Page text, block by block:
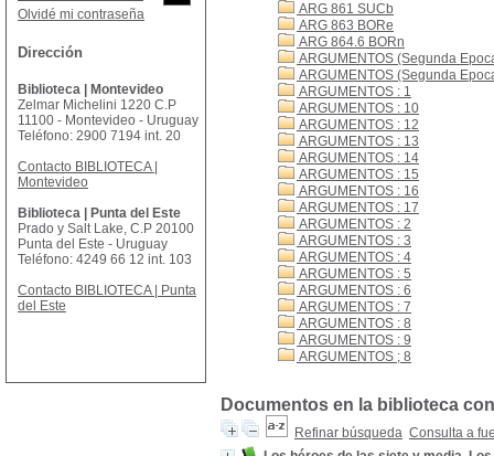
ARG 861 SUCb
ARG 863 BORe
ARG 864.6 BORn
ARGUMENTOS (Segunda
ARGUMENTOS (Segunda
ARGUMENTOS : 1
ARGUMENTOS : 10
ARGUMENTOS : 12
ARGUMENTOS : 13
ARGUMENTOS : 14
ARGUMENTOS : 15
ARGUMENTOS : 16
ARGUMENTOS : 17
ARGUMENTOS : 2
ARGUMENTOS : 3
ARGUMENTOS : 4
ARGUMENTOS : 5
ARGUMENTOS : 6
ARGUMENTOS : 7
ARGUMENTOS : 8
ARGUMENTOS : 9
ARGUMENTOS ; 8
Documentos en la biblioteca
Refinar búsqueda Consulta a
Olvidé mi contraseña
Dirección
Biblioteca | Montevideo
Zelmar Michelini 1220 C.P
11100 - Montevideo - Uruguay
Teléfono: 2900 7194 int. 20
Contacto BIBLIOTECA |
Montevideo
Biblioteca | Punta del Este
Prado y Salt Lake, C.P 20100
Punta del Este - Uruguay
Teléfono: 4249 66 12 int. 103
Contacto BIBLIOTECA | Punta
del Este